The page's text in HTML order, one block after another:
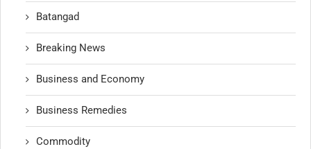
Batangad
Breaking News
Business and Economy
Business Remedies
Commodity